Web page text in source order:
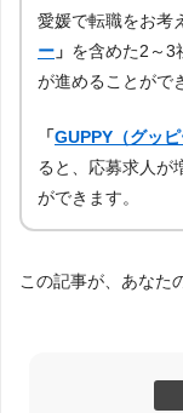
愛媛で転職をお考
ー 」 を含めた2～3
が進めることがで
「GUPPY（グッピ
ると、応募求人が
ができます。
この記事が、あなた